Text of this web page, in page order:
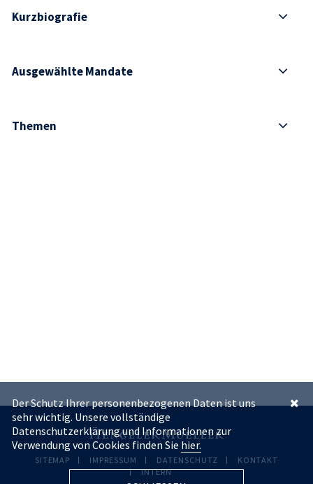
Kurzbiografie
Ausgewählte Mandate
Themen
SITEMAP IMPRESSUM DATENSCHUTZ
KONTAKT
INTERN
Der Schutz Ihrer personenbezogenen Daten ist uns
sehr wichtig. Unsere vollständige
Datenschutzerklärung und Informationen zur
Verwendung von Cookies finden Sie hier.